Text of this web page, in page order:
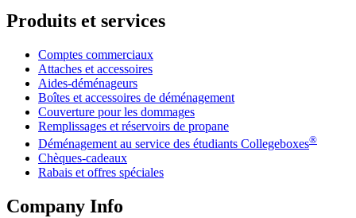
Produits et services
Comptes commerciaux
Attaches et accessoires
Aides-déménageurs
Boîtes et accessoires de déménagement
Couverture pour les dommages
Remplissages et réservoirs de propane
Déménagement au service des étudiants Collegeboxes®
Chèques-cadeaux
Rabais et offres spéciales
Company Info